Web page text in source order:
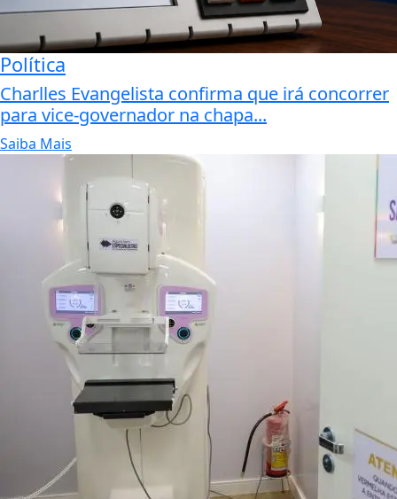
Política
Charlles Evangelista confirma que irá concorrer
para vice-governador na chapa...
Saiba Mais